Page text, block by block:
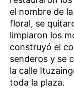
el nombre de
floral, se
limpiaron los
construyó el
senderos y se
la calle
toda la plaza.